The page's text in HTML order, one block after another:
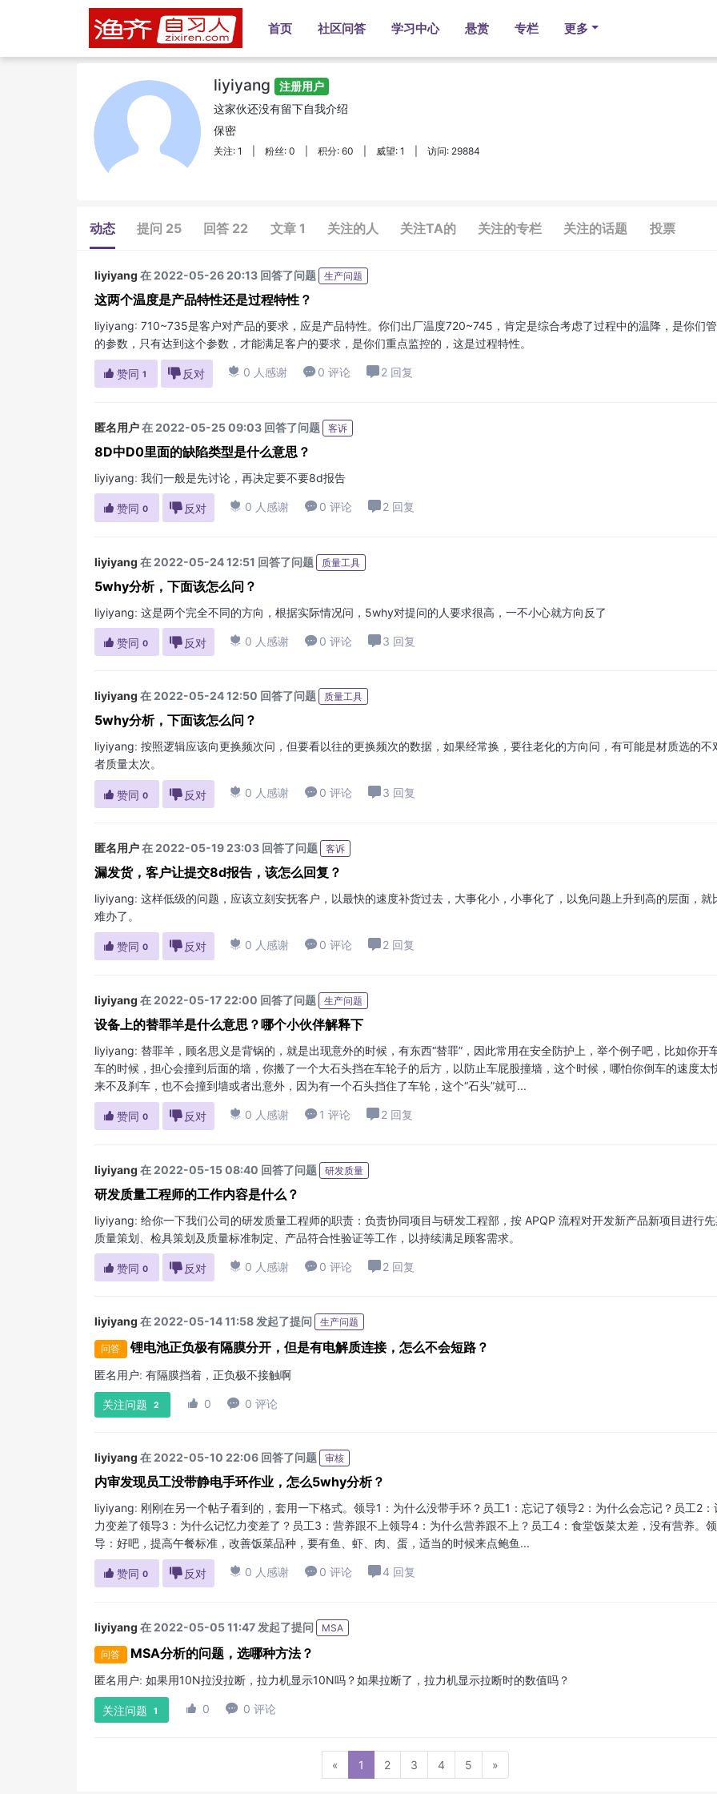
首页 社区问答 学习中心 悬赏 专栏 更多
liyiyang
注册用户
这家伙还没有留下自我介绍
保密
关注: 1 粉丝: 0 积分: 60 威望: 1 访问: 29884
动态 提问 25 回答 22 文章 1 关注的人 关注TA的 关注的专栏 关注的话题 投票
liyiyang 在 2022-05-26 20:13 回答了问题 生产问题
这两个温度是产品特性还是过程特性？
liyiyang: 710~735是客户对产品的要求，应是产品特性。你们出厂温度720~745，肯定是综合考虑了过程中的温降，是你们
的参数，只有达到这个参数，才能满足客户的要求，是你们重点监控的，这是过程特性。
 赞同 1  反对  0 人感谢  0 评论 2 回复
匿名用户在 2022-05-25 09:03 回答了问题 客诉
8D中D0里面的缺陷类型是什么意思？
liyiyang: 我们一般是先讨论，再决定要不要8d报告
 赞同 0  反对  0 人感谢  0 评论 2 回复
liyiyang 在 2022-05-24 12:51 回答了问题 质量工具
5why分析，下面该怎么问？
liyiyang: 这是两个完全不同的方向，根据实际情况问，5why对提问的人要求很高，一不小心就方向反了
 赞同 0  反对  0 人感谢  0 评论 3 回复
liyiyang 在 2022-05-24 12:50 回答了问题 质量工具
5why分析，下面该怎么问？
liyiyang: 按照逻辑应该向更换频次问，但要看以往的更换频次的数据，如果经常换，要往老化的方向问，有可能是材质选的不
者质量太次。
 赞同 0  反对  0 人感谢  0 评论 3 回复
匿名用户在 2022-05-19 23:03 回答了问题 客诉
漏发货，客户让提交8d报告，该怎么回复？
liyiyang: 这样低级的问题，应该立刻安抚客户，以最快的速度补货过去，大事化小，小事化了，以免问题上升到高的层面，就
难办了。
 赞同 0  反对  0 人感谢  0 评论 2 回复
liyiyang 在 2022-05-17 22:00 回答了问题 生产问题
设备上的替罪羊是什么意思？哪个小伙伴解释下
liyiyang: 替罪羊，顾名思义是背锅的，就是出现意外的时候，有东西“替罪”，因此常用在安全防护上，举个例子吧，比如你开
车的时候，担心会撞到后面的墙，你搬了一个大石头挡在车轮子的后方，以防止车屁股撞墙，这个时候，哪怕你倒车的速度太
来不及刹车，也不会撞到墙或者出意外，因为有一个石头挡住了车轮，这个“石头”就可...
 赞同 0  反对  0 人感谢  1 评论 2 回复
liyiyang 在 2022-05-15 08:40 回答了问题 研发质量
研发质量工程师的工作内容是什么？
liyiyang: 给你一下我们公司的研发质量工程师的职责：负责协同项目与研发工程部，按 APQP 流程对开发新产品新项目进行
质量策划、检具策划及质量标准制定、产品符合性验证等工作，以持续满足顾客需求。
 赞同 0  反对  0 人感谢  0 评论 2 回复
liyiyang 在 2022-05-14 11:58 发起了提问 生产问题
问答 锂电池正负极有隔膜分开，但是有电解质连接，怎么不会短路？
匿名用户: 有隔膜挡着，正负极不接触啊
关注问题 2  0  0 评论
liyiyang 在 2022-05-10 22:06 回答了问题 审核
内审发现员工没带静电手环作业，怎么5why分析？
liyiyang: 刚刚在另一个帖子看到的，套用一下格式。领导1：为什么没带手环？员工1：忘记了领导2：为什么会忘记？员工2：
力变差了领导3：为什么记忆力变差了？员工3：营养跟不上领导4：为什么营养跟不上？员工4：食堂饭菜太差，没有营养。领
导：好吧，提高午餐标准，改善饭菜品种，要有鱼、虾、肉、蛋，适当的时候来点鲍鱼...
 赞同 0  反对  0 人感谢  0 评论 4 回复
liyiyang 在 2022-05-05 11:47 发起了提问 MSA
问答 MSA分析的问题，选哪种方法？
匿名用户: 如果用10N拉没拉断，拉力机显示10N吗？如果拉断了，拉力机显示拉断时的数值吗？
关注问题 1  0  0 评论
« 1 2 3 4 5 »